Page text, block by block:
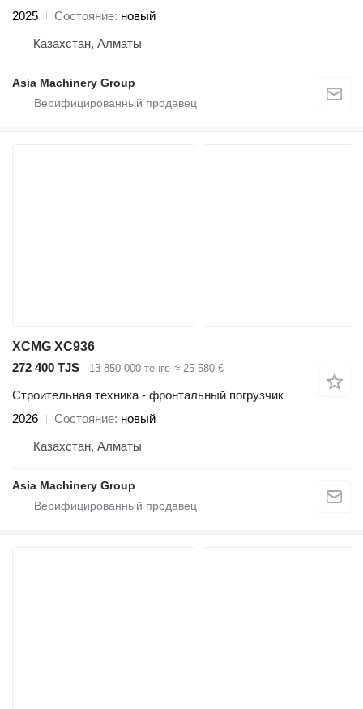
2025
Состояние новый
Казахстан, Алматы
Asia Machinery Group
XCMG XC936
272 400 TJS
13 850 000 тенге ≈ 25 580 €
Строительная техника - фронтальный погрузчик
2026
Состояние новый
Казахстан, Алматы
Asia Machinery Group